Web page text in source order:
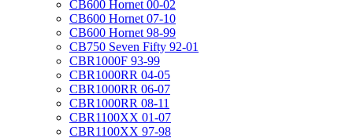
CB600 Hornet 00-02
CB600 Hornet 07-10
CB600 Hornet 98-99
CB750 Seven Fifty 92-01
CBR1000F 93-99
CBR1000RR 04-05
CBR1000RR 06-07
CBR1000RR 08-11
CBR1100XX 01-07
CBR1100XX 97-98